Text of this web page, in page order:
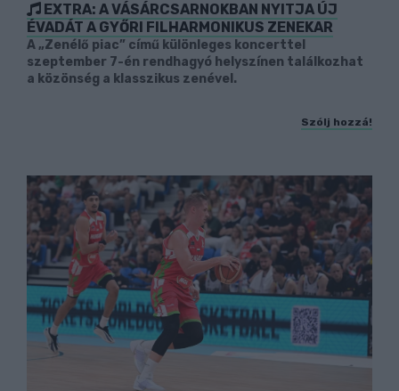
EXTRA: A VÁSÁRCSARNOKBAN NYITJA ÚJ
ÉVADÁT A GYŐRI FILHARMONIKUS ZENEKAR
A „Zenélő piac” című különleges koncerttel
szeptember 7-én rendhagyó helyszínen találkozhat
a közönség a klasszikus zenével.
Szólj hozzá!